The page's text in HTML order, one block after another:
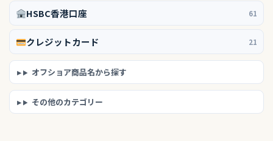
HSBC香港口座 61
クレジットカード 21
オフショア商品名から探す
その他のカテゴリー